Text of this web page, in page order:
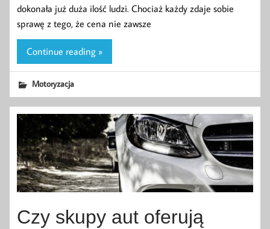
dokonała już duża ilość ludzi. Chociaż każdy zdaje sobie
sprawę z tego, że cena nie zawsze
Continue reading »
Motoryzacja
Czy skupy aut oferują